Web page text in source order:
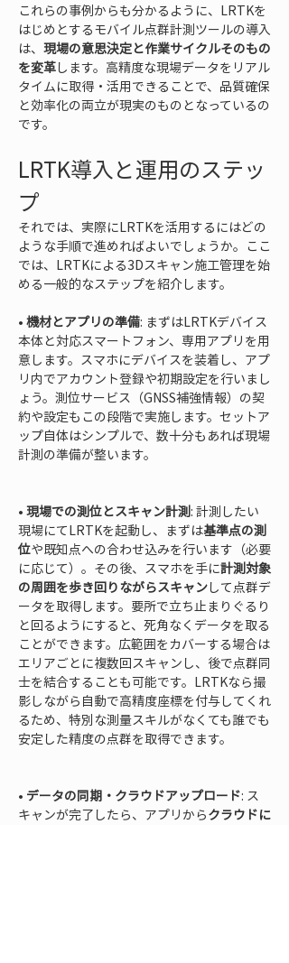
これらの事例からも分かるように、LRTKを
はじめとするモバイル点群計測ツールの導入
は、 現場の意思決定と作業サイクルそのもの
を変革します。高精度な現場データをリアル
タイムに取得・活用できることで、品質確保
と効率化の両立が現実のものとなっているの
です。
LRTK導入と運用のステッ
プ
それでは、実際にLRTKを活用するにはどの
ような手順で進めればよいでしょうか。ここ
では、LRTKによる3Dスキャン施工管理を始
める一般的なステップを紹介します。
• 機材とアプリの準備: まずはLRTKデバイス
本体と対応スマートフォン、専用アプリを用
意します。スマホにデバイスを装着し、アプ
リ内でアカウント登録や初期設定を行いまし
ょう。測位サービス（GNSS補強情報）の契
約や設定もこの段階で実施します。セットア
ップ自体はシンプルで、数十分もあれば現場
計測の準備が整います。
• 現場での測位とスキャン計測: 計測したい
現場にてLRTKを起動し、まずは基準点の測
位や既知点への合わせ込みを行います（必要
に応じて）。その後、スマホを手に計測対象
の周囲を歩き回りながらスキャンして点群デ
ータを取得します。要所で立ち止まりぐるり
と回るようにすると、死角なくデータを取る
ことができます。広範囲をカバーする場合は
エリアごとに複数回スキャンし、後で点群同
士を結合することも可能です。LRTKなら撮
影しながら自動で高精度座標を付与してくれ
るため、特別な測量スキルがなくても誰でも
安定した精度の点群を取得できます。
• データの同期・クラウドアップロード: ス
キャンが完了したら、アプリからクラウドに